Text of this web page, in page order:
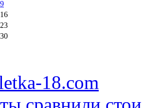
9
16
23
30
18.com